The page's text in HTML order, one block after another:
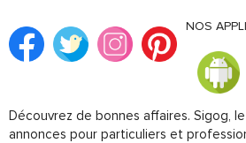
NOS
Découvrez de bonnes affaires. Sigog,
annonces pour particuliers et